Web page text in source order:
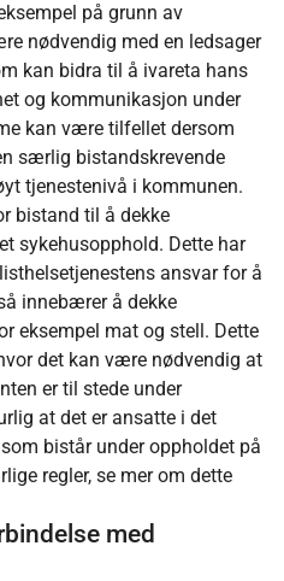
på grunn av
nødvendig med en ledsager
kan bidra til å ivareta hans
og kommunikasjon under
kan være tilfellet dersom
særlig bistandskrevende
tjenestenivå i kommunen.
bistand til å dekke
sykehusopphold. Dette har
ansvar for å
innebærer å dekke
eksempel mat og stell. Dette
det kan være nødvendig at
er til stede under
at det er ansatte i det
bistår under oppholdet på
regler, se mer om dette
med